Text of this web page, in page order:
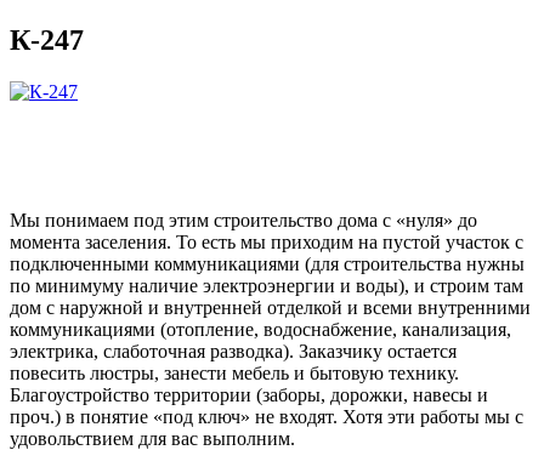
К-247
Мы понимаем под этим строительство дома с «нуля» до
момента заселения. То есть мы приходим на пустой участок с
подключенными коммуникациями (для строительства нужны
по минимуму наличие электроэнергии и воды), и строим там
дом с наружной и внутренней отделкой и всеми внутренними
коммуникациями (отопление, водоснабжение, канализация,
электрика, слаботочная разводка). Заказчику остается
повесить люстры, занести мебель и бытовую технику.
Благоустройство территории (заборы, дорожки, навесы и
проч.) в понятие «под ключ» не входят. Хотя эти работы мы с
удовольствием для вас выполним.